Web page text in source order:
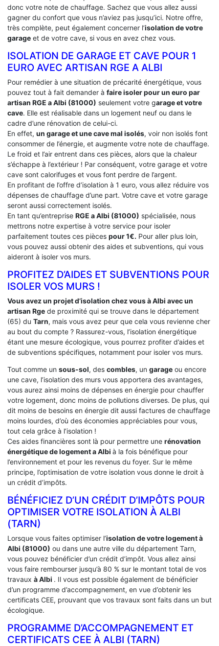
donc votre note de chauffage. Sachez que vous allez aussi
gagner du confort que vous n’aviez pas jusqu’ici. Notre offre,
très complète, peut également concerner l’isolation de votre
garage et de votre cave, si vous en avez chez vous.
ISOLATION DE GARAGE ET CAVE POUR 1
EURO AVEC ARTISAN RGE A ALBI
Pour remédier à une situation de précarité énergétique, vous
pouvez tout à fait demander à faire isoler pour un euro par
artisan RGE a Albi (81000) seulement votre garage et votre
cave. Elle est réalisable dans un logement neuf ou dans le
cadre d’une rénovation de celui-ci.
En effet, un garage et une cave mal isolés, voir non isolés font
consommer de l’énergie, et augmente votre note de chauffage.
Le froid et l’air entrent dans ces pièces, alors que la chaleur
s’échappe à l’extérieur ! Par conséquent, votre garage et votre
cave sont calorifuges et vous font perdre de l’argent.
En profitant de l’offre d’isolation à 1 euro, vous allez réduire vos
dépenses de chauffage d’une part. Votre cave et votre garage
seront aussi correctement isolés.
En tant qu’entreprise RGE a Albi (81000) spécialisée, nous
mettrons notre expertise à votre service pour isoler
parfaitement toutes ces pièces pour 1€. Pour aller plus loin,
vous pouvez aussi obtenir des aides et subventions, qui vous
aideront à isoler vos murs.
PROFITEZ D’AIDES ET SUBVENTIONS POUR
ISOLER VOS MURS !
Vous avez un projet d’isolation chez vous à Albi avec un
artisan Rge de proximité qui se trouve dans le département
(65) du Tarn, mais vous avez peur que cela vous revienne cher
au bout du compte ? Rassurez-vous, l’isolation énergétique
étant une mesure écologique, vous pourrez profiter d’aides et
de subventions spécifiques, notamment pour isoler vos murs.
Tout comme un sous-sol, des combles, un garage ou encore
une cave, l’isolation des murs vous apportera des avantages,
vous aurez ainsi moins de dépenses en énergie pour chauffer
votre logement, donc moins de pollutions diverses. De plus, qui
dit moins de besoins en énergie dit aussi factures de chauffage
moins lourdes, d’où des économies appréciables pour vous,
tout cela grâce à l’isolation !
Ces aides financières sont là pour permettre une rénovation
énergétique de logement aAlbi à la fois bénéfique pour
l’environnement et pour les revenus du foyer. Sur le même
principe, l’optimisation de votre isolation vous donne le droit à
un crédit d’impôts.
BÉNÉFICIEZ D’UN CRÉDIT D’IMPÔTS POUR
OPTIMISER VOTRE ISOLATION À ‎ALBI
(TARN)
Lorsque vous faites optimiser l’isolation de votre logement à
Albi (81000) ou dans une autre ville du département Tarn,
vous pouvez bénéficier d’un crédit d’impôt. Vous allez ainsi
vous faire rembourser jusqu’à 80 % sur le montant total de vos
travaux à Albi . Il vous est possible également de bénéficier
d’un programme d’accompagnement, en vue d’obtenir les
certificats CEE, prouvant que vos travaux sont faits dans un but
écologique.
PROGRAMME D’ACCOMPAGNEMENT ET
CERTIFICATS CEE À ‎ALBI (TARN)